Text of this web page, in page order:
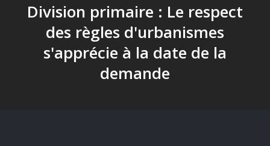
Division primaire : Le respect
des règles d'urbanismes
s'apprécie à la date de la
demande